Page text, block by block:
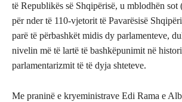
të Republikës së Shqipërisë, u mblodhën sot
për nder të 110-vjetorit të Pavarësisë
parë të përbashkët midis dy parlamenteve,
nivelin më të lartë të bashkëpunimit në
parlamentarizmit të të dyja shteteve.
Me praninë e kryeministrave Edi Rama e